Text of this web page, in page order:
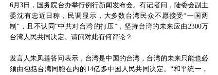
6月3日，国务院台办举行例行新闻发布会。有记者问，陆委会副主
委沈有忠近日称，民调显示，大多数台湾民众不愿接受“一国两
制”，且不认同“中共对台湾的打压”，坚持台湾的未来应由2300万
台湾人民共同决定。请问对此有何评论？
发言人朱凤莲答问表示，台湾是中国的台湾，台湾的未来只能也必
须由包括台湾同胞在内的14亿多中国人民共同决定。“和平统一，